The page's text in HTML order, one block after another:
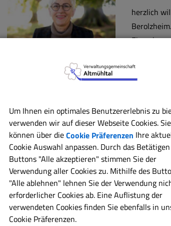
herzlich
besondere
Ob beim
Früchte
teilweise sehr seltenen Kernobstsorten, wie
lebensraum-buchleite.de.
Unsere Gemeinde bietet für Natur- und
zudem durch unsere lokalen Betriebe
moderner Technik verbinden und so die enge
Arbeiten erlebbar machen.
Um Ihnen ein optimales Benutzererlebnis zu
verwenden wir auf dieser Webseite Cookies. Sie
können über dieCookie Präferenzen Ihre
Cookie Auswahl anpassen. Durch das
Buttons "Alle akzeptieren" stimmen Sie der
Verwendung aller Cookies zu. Mithilfe des
"Alle ablehnen" lehnen Sie der Verwendung
erforderlicher Cookies ab. Eine Auflistung der
verwendeten Cookies finden Sie ebenfalls in
Cookie Präferenzen.